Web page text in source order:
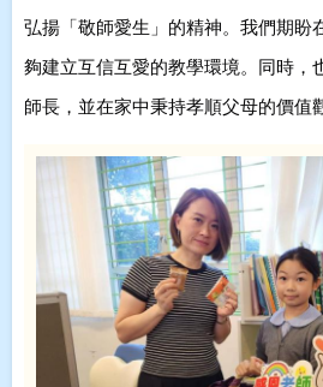
弘揚「敬師愛生」的精神。我們期盼
夠建立互信互愛的教學環境。同時，
師長，並在家中秉持孝順父母的價值